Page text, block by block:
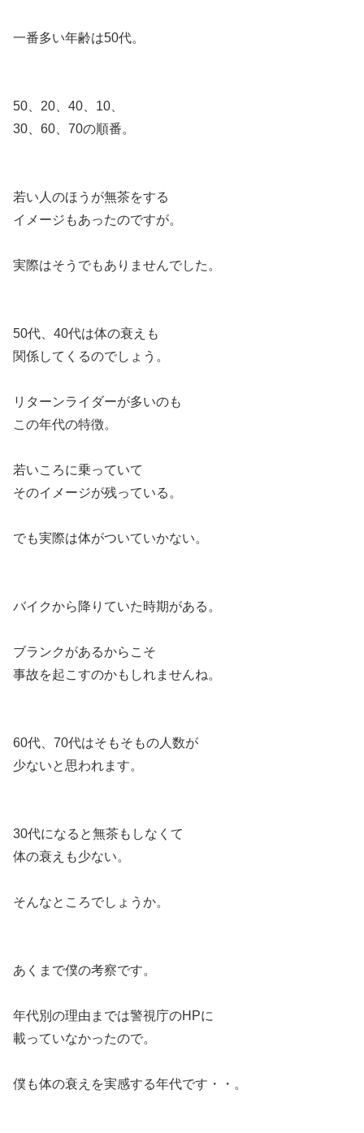
一番多い年齢は50代。
50、20、40、10、
30、60、70の順番。
若い人のほうが無茶をする
イメージもあったのですが。
実際はそうでもありませんでした。
50代、40代は体の衰えも
関係してくるのでしょう。
リターンライダーが多いのも
この年代の特徴。
若いころに乗っていて
そのイメージが残っている。
でも実際は体がついていかない。
バイクから降りていた時期がある。
ブランクがあるからこそ
事故を起こすのかもしれませんね。
60代、70代はそもそもの人数が
少ないと思われます。
30代になると無茶もしなくて
体の衰えも少ない。
そんなところでしょうか。
あくまで僕の考察です。
年代別の理由までは警視庁のHPに
載っていなかったので。
僕も体の衰えを実感する年代です・・。